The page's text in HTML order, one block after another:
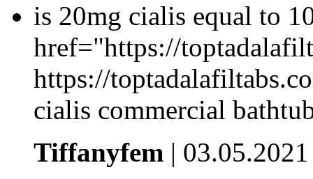
is 20mg cialis equal to
href="https://
https://
cialis commercial
Tiffanyfem |